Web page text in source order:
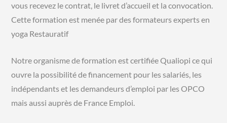
vous recevez le contrat, le livret d’accueil et la convocation.
Cette formation est menée par des formateurs experts en
yoga Restauratif
Notre organisme de formation est certifiée Qualiopi ce qui
ouvre la possibilité de financement pour les salariés, les
indépendants et les demandeurs d’emploi par les OPCO
mais aussi auprès de France Emploi.